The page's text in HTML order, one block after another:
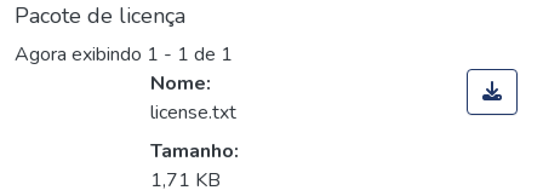
Pacote de licença
Agora exibindo 1 - 1 de 1
Nome:
license.txt
Tamanho:
1,71 KB